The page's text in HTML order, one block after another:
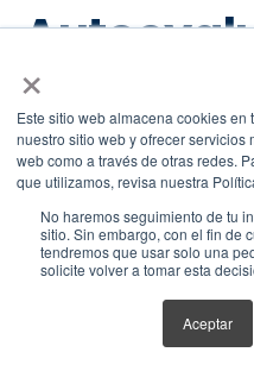
×
Este sitio web almacena cookies
nuestro sitio web y ofrecer servicios
web como a través de otras redes.
que utilizamos, revisa nuestra
No haremos seguimiento de tu
sitio. Sin embargo, con el fin de
tendremos que usar solo una
solicite volver a tomar esta
Aceptar
los 4
✅ Pilar 1:
valor
¿Puede
equipo explicar en 30